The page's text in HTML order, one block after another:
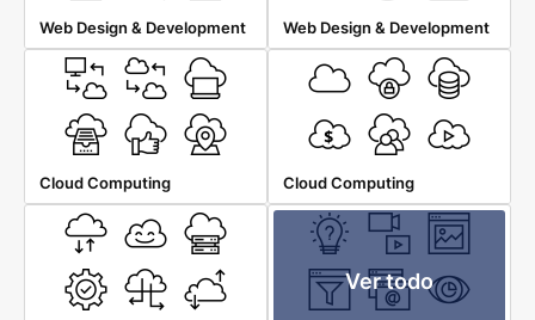
Web Design & Development Web Design & Development
Cloud Computing Cloud Computing
Ver todo